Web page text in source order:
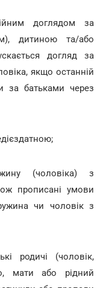
доглядом за
дитиною та/або
догляд за
якщо останній
за батьками через
(чоловіка) з
прописані умови
чи чоловік з
родичі (чоловік,
мати або рідний